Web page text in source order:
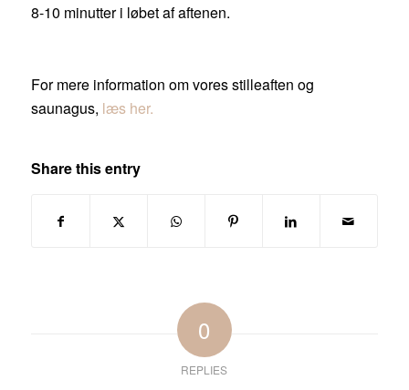
8-10 minutter i løbet af aftenen.
For mere information om vores stilleaften og
saunagus, læs her.
Share this entry
0
REPLIES